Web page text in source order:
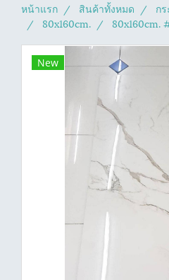
หน้าแรก สินค้าทั้งหมด
ก
80x160cm.
80x160cm.
New